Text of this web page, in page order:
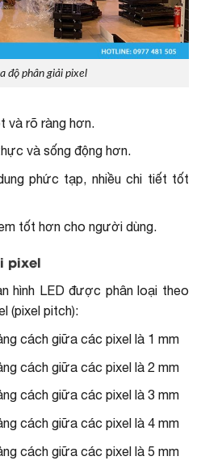
độ phân giải pixel
và rõ ràng hơn.
và sống động hơn.
phức tạp, nhiều chi tiết tốt
tốt hơn cho người dùng.
pixel
hình LED được phân loại theo
(pixel pitch):
cách giữa các pixel là 1 mm
cách giữa các pixel là 2 mm
cách giữa các pixel là 3 mm
cách giữa các pixel là 4 mm
cách giữa các pixel là 5 mm